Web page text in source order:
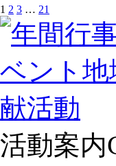
1 2 3 … 21
活動案内